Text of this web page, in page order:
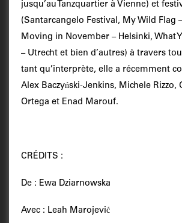
jusqu’au Tanzquartier à Vienne) et
(Santarcangelo Festival, My Wild Flag
Moving in November – Helsinki, What
– Utrecht et bien d’autres) à travers
tant qu’interprète, elle a récemment
Alex Baczyński-Jenkins, Michele Rizzo,
Ortega et Enad Marouf.
CRÉDITS :
De : Ewa Dziarnowska
Avec : Leah Marojević